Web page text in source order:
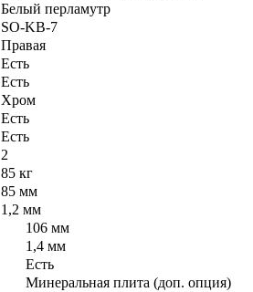
Белый перламутр
SO-KB-7
Правая
Есть
Есть
Хром
Есть
Есть
2
85 кг
85 мм
1,2 мм
106 мм
1,4 мм
Есть
Минеральная плита (доп. опция)